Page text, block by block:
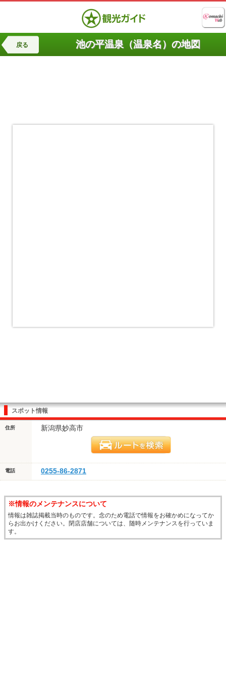
戻る 池の平温泉（温泉名）の地図
スポット情報
住所 新潟県妙高市
電話 0255-86-2871
※情報のメンテナンスについて
情報は雑誌掲載当時のものです。念のため電話で情報をお確かめになってか
らお出かけください。閉店店舗については、随時メンテナンスを行っていま
す。